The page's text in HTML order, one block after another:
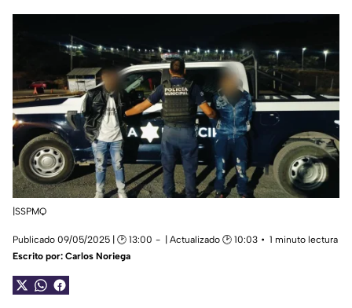
|SSPMQ
Publicado 09/05/2025 | 🕑 13:00 | Actualizado 🕑 10:03
1 minuto lectura
Escrito por: Carlos Noriega